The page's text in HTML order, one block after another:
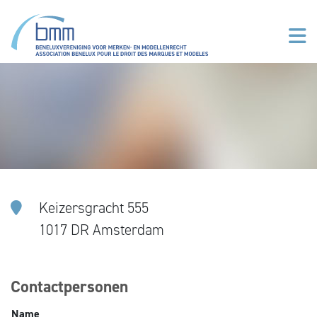
Keizersgracht 555
1017 DR Amsterdam
Contactpersonen
Name